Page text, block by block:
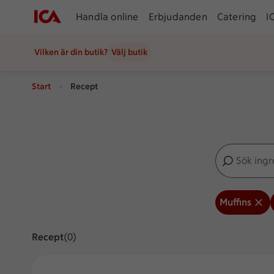
Handla online Erbjudanden Catering
Vilken är din butik? Välj butik
Start Recept
Sök
Inga förslag
Muffins
ReceptVisar 0 stycken
(0)